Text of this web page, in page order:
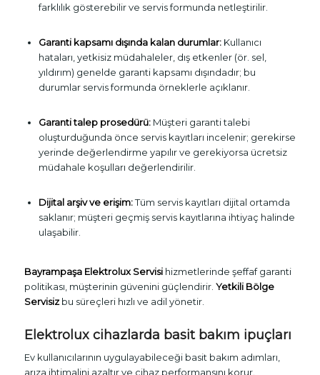
farklılık gösterebilir ve servis formunda netleştirilir.
Garanti kapsamı dışında kalan durumlar:Kullanıcı
hataları, yetkisiz müdahaleler, dış etkenler (ör. sel,
yıldırım) genelde garanti kapsamı dışındadır; bu
durumlar servis formunda örneklerle açıklanır.
Garanti talep prosedürü:Müşteri garanti talebi
oluşturduğunda önce servis kayıtları incelenir; gerekirse
yerinde değerlendirme yapılır ve gerekiyorsa ücretsiz
müdahale koşulları değerlendirilir.
Dijital arşiv ve erişim:Tüm servis kayıtları dijital ortamda
saklanır; müşteri geçmiş servis kayıtlarına ihtiyaç halinde
ulaşabilir.
Bayrampaşa Elektrolux Servisihizmetlerinde şeffaf garanti
politikası, müşterinin güvenini güçlendirir. Yetkili Bölge
Servisizbu süreçleri hızlı ve adil yönetir.
Elektrolux cihazlarda basit bakım ipuçları
Ev kullanıcılarının uygulayabileceği basit bakım adımları,
arıza ihtimalini azaltır ve cihaz performansını korur.